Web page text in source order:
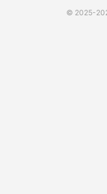
© 2025-